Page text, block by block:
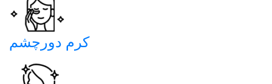
کرم دورچشم